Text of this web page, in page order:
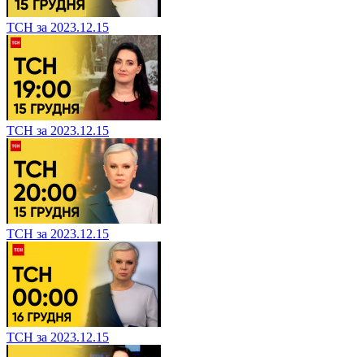
ТСН за 2023.12.15
ТСН за 2023.12.15
ТСН за 2023.12.15
ТСН за 2023.12.15